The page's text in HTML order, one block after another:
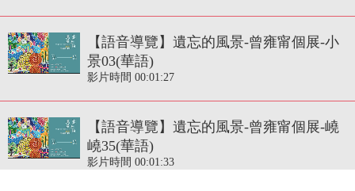
【語音導覽】遺忘的風景-曾雍甯個展-小
景03(華語)
影片時間 00:01:27
【語音導覽】遺忘的風景-曾雍甯個展-嶢
嶢35(華語)
影片時間 00:01:33